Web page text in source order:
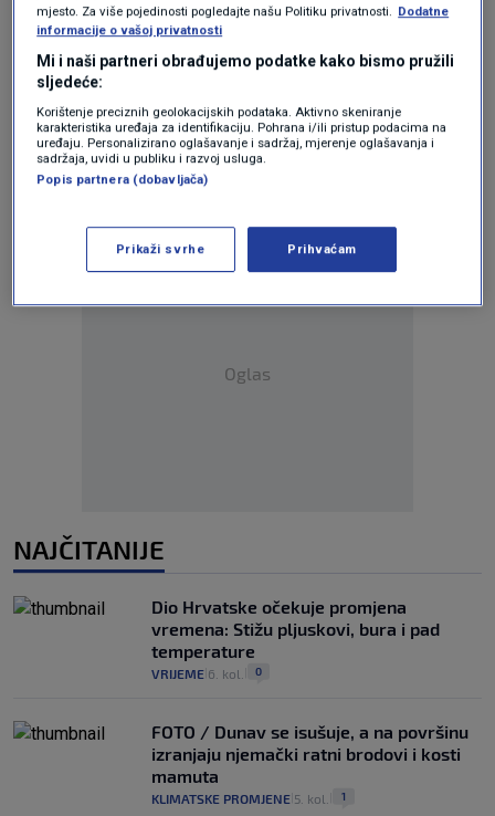
Budi prvi koji će ostaviti komentar
Pratite nas na društvenim mrežama
Oglas
NAJČITANIJE
Dio Hrvatske očekuje promjena
vremena: Stižu pljuskovi, bura i pad
temperature
VRIJEME 6. kol. 0
FOTO / Dunav se isušuje, a na površinu
izranjaju njemački ratni brodovi i kosti
mamuta
KLIMATSKE PROMJENE 5. kol. 1
mjesto. Za više pojedinosti pogledajte našu Politiku privatnosti.
Dodatne
informacije o vašoj privatnosti
Mi i naši partneri obrađujemo podatke kako bismo pružili
sljedeće:
Korištenje preciznih geolokacijskih podataka. Aktivno skeniranje
karakteristika uređaja za identifikaciju. Pohrana i/ili pristup podacima na
uređaju. Personalizirano oglašavanje i sadržaj, mjerenje oglašavanja i
sadržaja, uvidi u publiku i razvoj usluga.
Popis partnera (dobavljača)
Prikaži svrhe Prihvaćam